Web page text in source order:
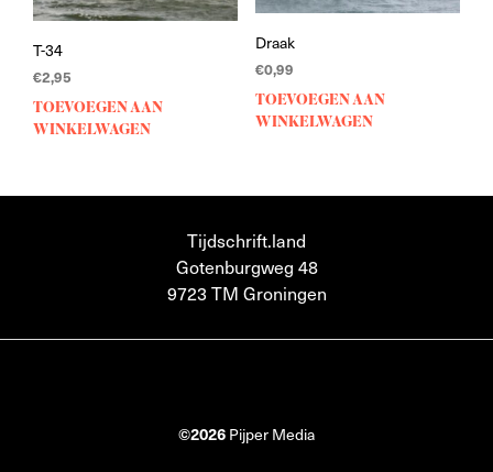
T-34
€2,95
TOEVOEGEN AAN
WINKELWAGEN
Draak
€0,99
TOEVOEGEN AAN
WINKELWAGEN
Tijdschrift.land
Gotenburgweg 48
9723 TM Groningen
©2026 Pijper Media